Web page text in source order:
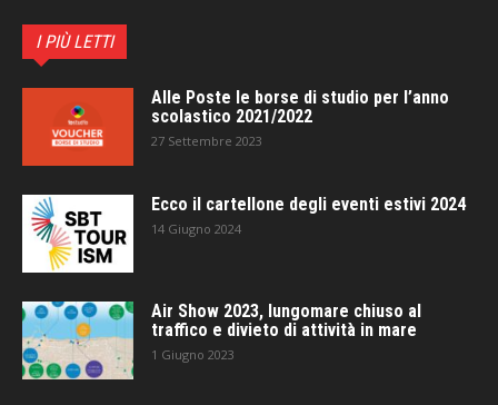
I PIÙ LETTI
Alle Poste le borse di studio per l’anno
scolastico 2021/2022
27 Settembre 2023
Ecco il cartellone degli eventi estivi 2024
14 Giugno 2024
Air Show 2023, lungomare chiuso al
traffico e divieto di attività in mare
1 Giugno 2023